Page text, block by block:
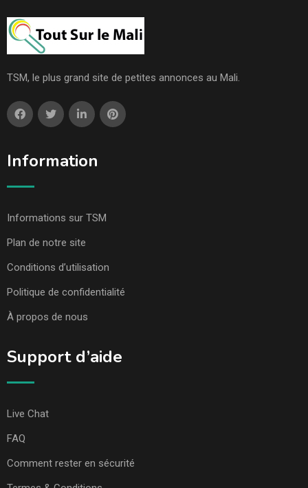
TSM, le plus grand site de petites annonces au Mali.
Information
Informations sur TSM
Plan de notre site
Conditions d’utilisation
Politique de confidentialité
À propos de nous
Support d’aide
Live Chat
FAQ
Comment rester en sécurité